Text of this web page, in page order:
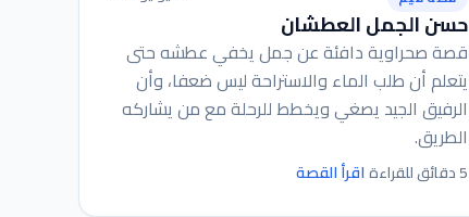
حسن الجمل العطشان
قصة صحراوية دافئة عن جمل يخفي عطشه حتى
يتعلم أن طلب الماء والاستراحة ليس ضعفا، وأن
الرفيق الجيد يصغي ويخطط للرحلة مع من يشاركه
الطريق.
5 دقائق للقراءة اقرأ القصة